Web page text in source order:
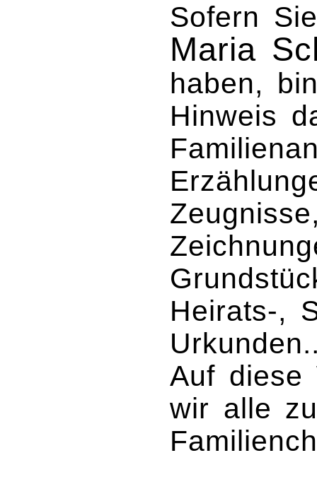
Sofern
Maria
haben,
Hinweis
Heirats-,
Auf diese
wir alle